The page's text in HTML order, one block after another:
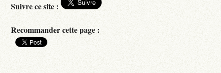
Suivre ce site :
Recommander cette page :